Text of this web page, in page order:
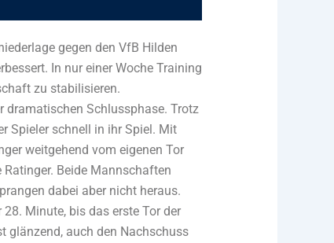
gegen den VfB Hilden
In nur einer Woche Training
zu stabilisieren.
dramatischen Schlussphase. Trotz
Spieler schnell in ihr Spiel. Mit
weitgehend vom eigenen Tor
Beide Mannschaften
dabei aber nicht heraus.
Minute, bis das erste Tor der
glänzend, auch den Nachschuss